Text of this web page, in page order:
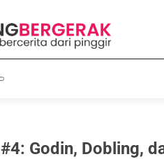
Godin, Dobling,